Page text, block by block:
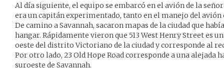
Al día siguiente, el equipo se embarcó en el avión de la
era un capitán experimentado, tanto en el manejo del
De camino a Savannah, sacaron mapas de la ciudad que
hangar. Rápidamente vieron que 513 West Henry Street es
oeste del distrito Victoriano de la ciudad y corresponde al
Por otro lado, 23 Old Hope Road corresponde a una alejada
suroeste de Savannah.